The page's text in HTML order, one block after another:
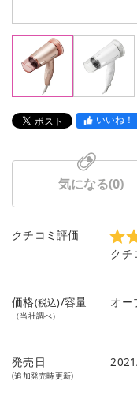
いいね！
気になる(0)
クチコミ評価
クチ
価格(税込)/容量
（当社調べ）
オー
発売日
(追加発売時更新)